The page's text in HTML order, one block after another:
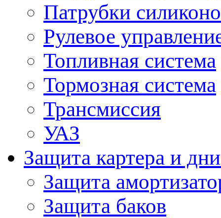
Патрубки
Рулевое
Топливная система
Тормозная система
Трансмиссия
УАЗ
Защита картера и
Защита
Защита баков